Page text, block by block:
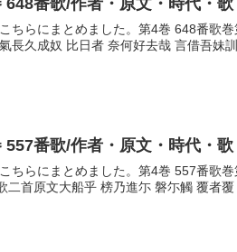
648番歌/作者・原文・時代・歌
ちらにまとめました。第4巻 648番歌
長久成奴 比日者 奈何好去哉 言借吾妹
557番歌/作者・原文・時代・歌
ちらにまとめました。第4巻 557番歌
二首原文大船乎 榜乃進尓 磐尓觸 覆者